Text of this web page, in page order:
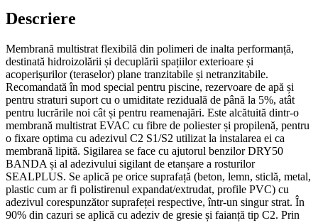
Descriere
Membrană multistrat flexibilă din polimeri de inalta performanță,
destinată hidroizolării și decuplării spațiilor exterioare și
acoperișurilor (teraselor) plane tranzitabile și netranzitabile.
Recomandată în mod special pentru piscine, rezervoare de apă și
pentru straturi suport cu o umiditate reziduală de până la 5%, atât
pentru lucrările noi cât și pentru reamenajări. Este alcătuită dintr-o
membrană multistrat EVAC cu fibre de poliester și propilenă, pentru
o fixare optima cu adezivul C2 S1/S2 utilizat la instalarea ei ca
membrană lipită. Sigilarea se face cu ajutorul benzilor DRY50
BANDA și al adezivului sigilant de etanșare a rosturilor
SEALPLUS. Se aplică pe orice suprafață (beton, lemn, sticlă, metal,
plastic cum ar fi polistirenul expandat/extrudat, profile PVC) cu
adezivul corespunzător suprafeței respective, într-un singur strat. În
90% din cazuri se aplică cu adeziv de gresie și faianță tip C2. Prin